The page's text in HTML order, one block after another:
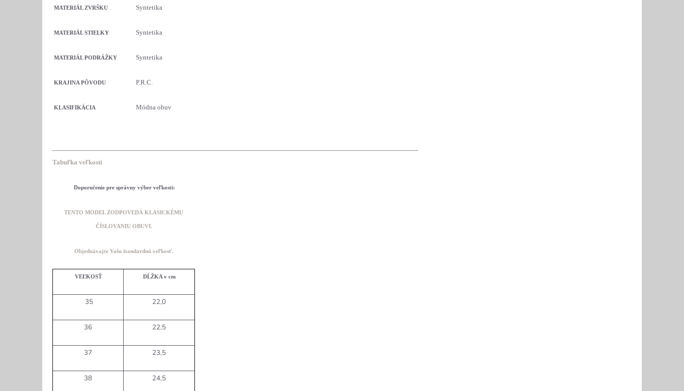
MATERIÁL ZVRŠKU Syntetika
MATERIÁL STIELKY Syntetika
MATERIÁL PODRÁŽKY Syntetika
KRAJINA PÔVODU P.R.C.
KLASIFIKÁCIA Módna obuv
Tabuľka veľkostí
Doporučenie pre správny výber veľkosti:
TENTO MODEL ZODPOVEDÁ KLASICKÉMU
ČÍSLOVANIU OBUVI.
Objednávajte Vašu štandardnú veľkosť.
VEĽKOSŤ DĹŽKA v cm
35 22,0
36 22,5
37 23,5
38 24,5